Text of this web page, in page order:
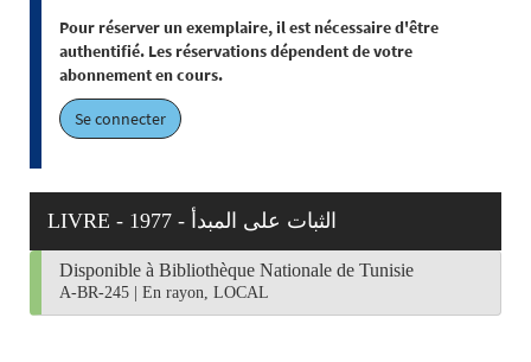
Pour réserver un exemplaire, il est nécessaire d'être
authentifié. Les réservations dépendent de votre
abonnement en cours.
Se connecter
LIVRE - 1977 - الثبات على المبدأ
Disponible à Bibliothèque Nationale de Tunisie
A-BR-245 En rayon, LOCAL